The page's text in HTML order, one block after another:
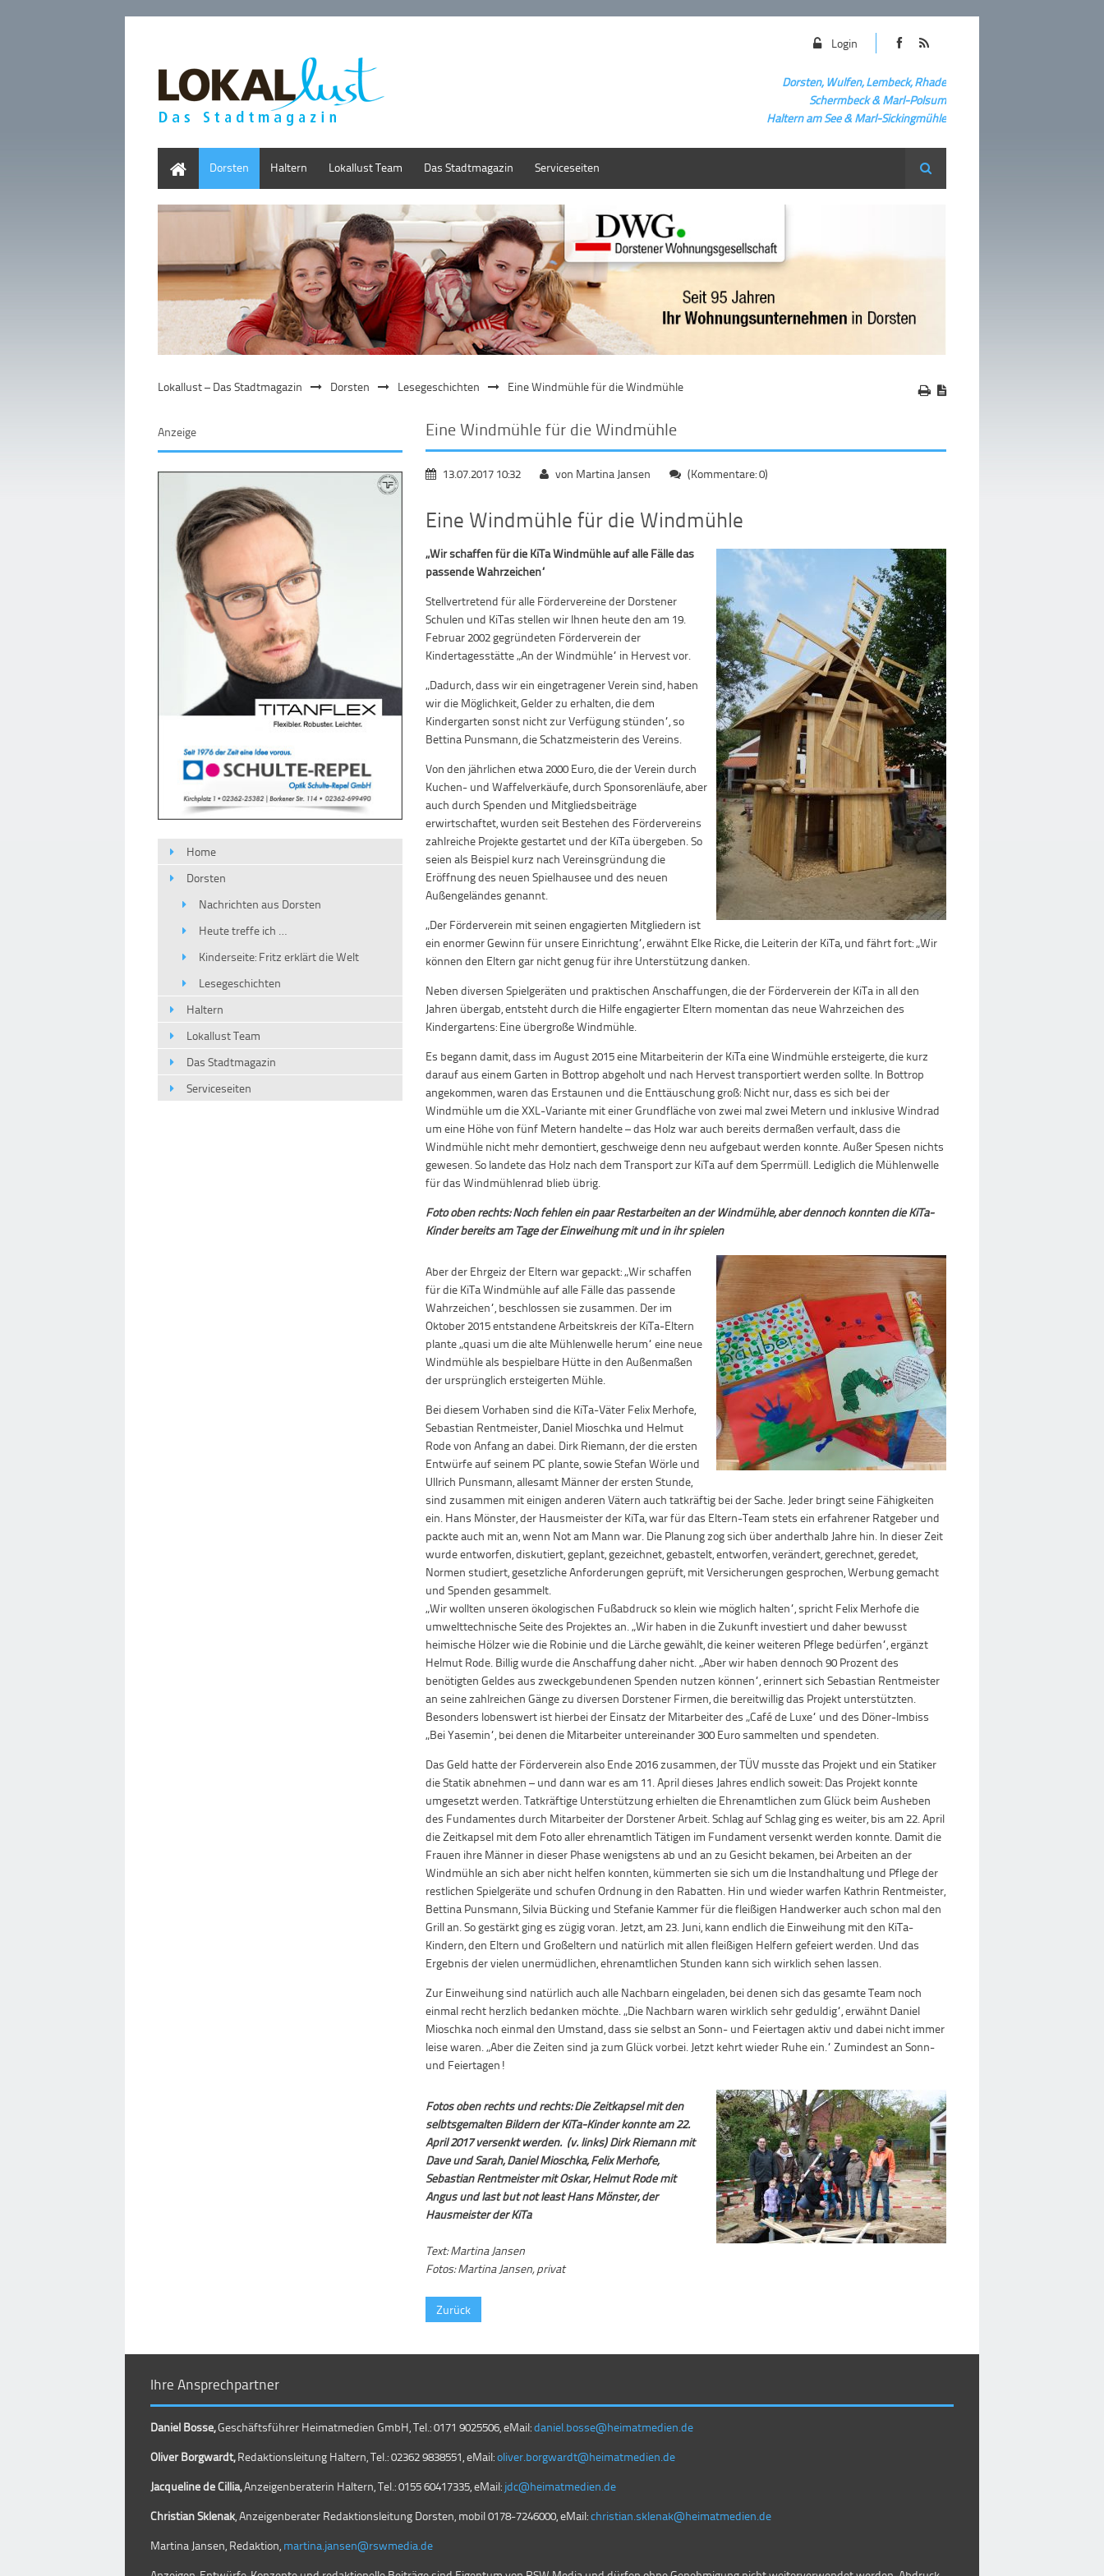
Login
Dorsten, Wulfen, Lembeck, Rhade
Schermbeck& Marl-Polsum
Haltern am See & Marl-Sickingmühle
Dorsten Haltern Lokallust Team Das Stadtmagazin Serviceseiten Suche
Lokallust – Das Stadtmagazin Dorsten Lesegeschichten Eine Windmühle für die Windmühle
Eine Windmühle für die Windmühle
13.07.2017 10:32 von Martina Jansen (Kommentare: 0)
Eine Windmühle für die Windmühle
„Wir schaffen für die KiTa Windmühle auf alle Fälle das
passende Wahrzeichen“
Stellvertretend für alle Fördervereine der Dorstener
Schulen und KiTas stellen wir Ihnen heute den am 19.
Februar 2002 gegründeten Förderverein der
Kindertagesstätte „An der Windmühle“ in Hervest vor.
„Dadurch, dass wir ein eingetragener Verein sind, haben
wir die Möglichkeit, Gelder zu erhalten, die dem
Kindergarten sonst nicht zur Verfügung stünden“, so
Bettina Punsmann, die Schatzmeisterin des Vereins.
Von den jährlichen etwa 2000 Euro, die der Verein durch
Kuchen- und Waffelverkäufe, durch Sponsorenläufe, aber
auch durch Spenden und Mitgliedsbeiträge
erwirtschaftet, wurden seit Bestehen des Fördervereins
zahlreiche Projekte gestartet und der KiTa übergeben. So
seien als Beispiel kurz nach Vereinsgründung die
Eröffnung des neuen Spielhausee und des neuen
Außengeländes genannt.
„Der Förderverein mit seinen engagierten Mitgliedern ist
ein enormer Gewinn für unsere Einrichtung“, erwähnt Elke Ricke, die Leiterin der KiTa, und fährt fort: „Wir
können den Eltern gar nicht genug für ihre Unterstützung danken.
Neben diversen Spielgeräten und praktischen Anschaffungen, die der Förderverein der KiTa in all den
Jahren übergab, entsteht durch die Hilfe engagierter Eltern momentan das neue Wahrzeichen des
Kindergartens: Eine übergroße Windmühle.
Es begann damit, dass im August 2015 eine Mitarbeiterin der KiTa eine Windmühle ersteigerte, die kurz
darauf aus einem Garten in Bottrop abgeholt und nach Hervest transportiert werden sollte. In Bottrop
angekommen, waren das Erstaunen und die Enttäuschung groß: Nicht nur, dass es sich bei der
Windmühle um die XXL-Variante mit einer Grundfläche von zwei mal zwei Metern und inklusive Windrad
um eine Höhe von fünf Metern handelte – das Holz war auch bereits dermaßen verfault, dass die
Windmühle nicht mehr demontiert, geschweige denn neu aufgebaut werden konnte. Außer Spesen nichts
gewesen. So landete das Holz nach dem Transport zur KiTa auf dem Sperrmüll. Lediglich die Mühlenwelle
für das Windmühlenrad blieb übrig.
Foto oben rechts: Noch fehlen ein paar Restarbeiten an der Windmühle, aber dennoch konnten die KiTa-
Kinder bereits am Tage der Einweihung mit und in ihr spielen
Aber der Ehrgeiz der Eltern war gepackt: „Wir schaffen
für die KiTa Windmühle auf alle Fälle das passende
Wahrzeichen“, beschlossen sie zusammen. Der im
Oktober 2015 entstandene Arbeitskreis der KiTa-Eltern
plante „quasi um die alte Mühlenwelle herum“ eine neue
Windmühle als bespielbare Hütte in den Außenmaßen
der ursprünglich ersteigerten Mühle.
Bei diesem Vorhaben sind die KiTa-Väter Felix Merhofe,
Sebastian Rentmeister, Daniel Mioschka und Helmut
Rode von Anfang an dabei. Dirk Riemann, der die ersten
Entwürfe auf seinem PC plante, sowie Stefan Wörle und
Ullrich Punsmann, allesamt Männer der ersten Stunde,
sind zusammen mit einigen anderen Vätern auch tatkräftig bei der Sache. Jeder bringt seine Fähigkeiten
ein. Hans Mönster, der Hausmeister der KiTa, war für das Eltern-Team stets ein erfahrener Ratgeber und
packte auch mit an, wenn Not am Mann war. Die Planung zog sich über anderthalb Jahre hin. In dieser Zeit
wurde entworfen, diskutiert, geplant, gezeichnet, gebastelt, entworfen, verändert, gerechnet, geredet,
Normen studiert, gesetzliche Anforderungen geprüft, mit Versicherungen gesprochen, Werbung gemacht
und Spenden gesammelt.
„Wir wollten unseren ökologischen Fußabdruck so klein wie möglich halten“, spricht Felix Merhofe die
umwelttechnische Seite des Projektes an. „Wir haben in die Zukunft investiert und daher bewusst
heimische Hölzer wie die Robinie und die Lärche gewählt, die keiner weiteren Pflege bedürfen“, ergänzt
Helmut Rode. Billig wurde die Anschaffung daher nicht. „Aber wir haben dennoch 90 Prozent des
benötigten Geldes aus zweckgebundenen Spenden nutzen können“, erinnert sich Sebastian Rentmeister
an seine zahlreichen Gänge zu diversen Dorstener Firmen, die bereitwillig das Projekt unterstützten.
Besonders lobenswert ist hierbei der Einsatz der Mitarbeiter des „Café de Luxe“ und des Döner-Imbiss
„Bei Yasemin“, bei denen die Mitarbeiter untereinander 300 Euro sammelten und spendeten.
Das Geld hatte der Förderverein also Ende 2016 zusammen, der TÜV musste das Projekt und ein Statiker
die Statik abnehmen – und dann war es am 11. April dieses Jahres endlich soweit: Das Projekt konnte
umgesetzt werden. Tatkräftige Unterstützung erhielten die Ehrenamtlichen zum Glück beim Ausheben
des Fundamentes durch Mitarbeiter der Dorstener Arbeit. Schlag auf Schlag ging es weiter, bis am 22. April
die Zeitkapsel mit dem Foto aller ehrenamtlich Tätigen im Fundament versenkt werden konnte. Damit die
Frauen ihre Männer in dieser Phase wenigstens ab und an zu Gesicht bekamen, bei Arbeiten an der
Windmühle an sich aber nicht helfen konnten, kümmerten sie sich um die Instandhaltung und Pflege der
restlichen Spielgeräte und schufen Ordnung in den Rabatten. Hin und wieder warfen Kathrin Rentmeister,
Bettina Punsmann, Silvia Bücking und Stefanie Kammer für die fleißigen Handwerker auch schon mal den
Grill an. So gestärkt ging es zügig voran. Jetzt, am 23. Juni, kann endlich die Einweihung mit den KiTa-
Kindern, den Eltern und Großeltern und natürlich mit allen fleißigen Helfern gefeiert werden. Und das
Ergebnis der vielen unermüdlichen, ehrenamtlichen Stunden kann sich wirklich sehen lassen.
Zur Einweihung sind natürlich auch alle Nachbarn eingeladen, bei denen sich das gesamte Team noch
einmal recht herzlich bedanken möchte. „Die Nachbarn waren wirklich sehr geduldig“, erwähnt Daniel
Mioschka noch einmal den Umstand, dass sie selbst an Sonn- und Feiertagen aktiv und dabei nicht immer
leise waren. „Aber die Zeiten sind ja zum Glück vorbei. Jetzt kehrt wieder Ruhe ein.“ Zumindest an Sonn-
und Feiertagen!
Fotos oben rechts und rechts: Die Zeitkapsel mit den
selbtsgemalten Bildern der KiTa-Kinder konnte am 22.
April 2017 versenkt werden. (v. links) Dirk Riemann mit
Dave und Sarah, Daniel Mioschka, Felix Merhofe,
Sebastian Rentmeister mit Oskar, Helmut Rode mit
Angus und last but not least Hans Mönster, der
Hausmeister der KiTa
Text: Martina Jansen
Fotos: Martina Jansen, privat
Zurück
Anzeige
Home
Dorsten
Nachrichten aus Dorsten
Heute treffe ich …
Kinderseite: Fritz erklärt die Welt
Lesegeschichten
Haltern
Lokallust Team
Das Stadtmagazin
Serviceseiten
Ihre Ansprechpartner
Daniel Bosse,Geschäftsführer Heimatmedien GmbH, Tel.: 0171 9025506, eMail:daniel.bosse@heimatmedien.de
Oliver Borgwardt,Redaktionsleitung Haltern, Tel.: 02362 9838551, eMail:oliver.borgwardt@heimatmedien.de
Jacqueline de Cillia,Anzeigenberaterin Haltern, Tel.: 0155 60417335, eMail: jdc@heimatmedien.de
Christian Sklenak, Anzeigenberater Redaktionsleitung Dorsten, mobil0178-7246000, eMail:christian.sklenak@heimatmedien.de
Martina Jansen, Redaktion, martina.jansen@rswmedia.de